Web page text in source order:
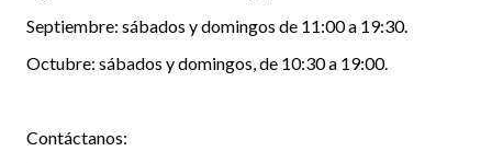
Septiembre: sábados y domingos de 11:00 a 19:30.
Octubre: sábados y domingos, de 10:30 a 19:00.
Contáctanos: